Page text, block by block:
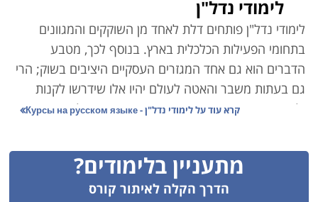
לימודי נדל"ן
לימודי נדל"ן פותחים דלת לאחד מן השוקקים והמגוונים
בתחומי הפעילות הכלכלית בארץ. בנוסף לכך, מטבע
הדברים הוא גם אחד המגזרים העסקיים היציבים בשוק; הרי
גם בעתות משבר והאטה לעולם יהיו אלו שידרשו לקנות
ולמכור נכסים. היזמות בתחום מתאפיינת בפעילות ארוכת
בפעילות, הרי גם מכירה בהפסד, או אפילו פשיטת רגל הן
פעילויות מסחרית המייצרות הזדמנות עבור גורמים אחרים
בתחום ליזום ולהרוויח.
קרא עוד עללימודי נדל"ן - Курсы на русском языке
מתעניין בלימודים?
הדרך הקלה לאיתור קורס